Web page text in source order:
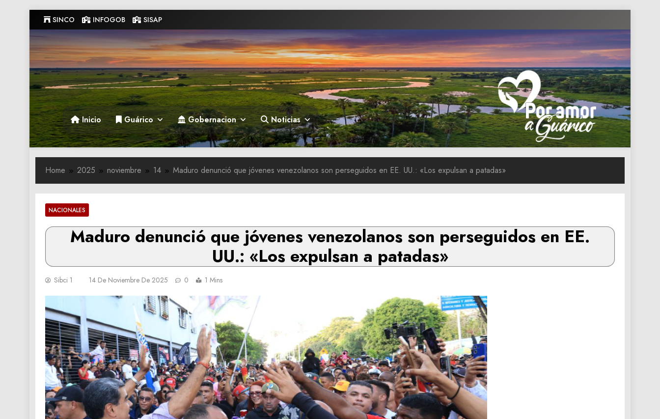
to
content
SINCO INFOGOB SISAP
Gobernacion de Guarico
Gobernacion de Guarico
Inicio Guárico Gobernacion Noticias
Home 2025 noviembre 14 Maduro denunció que jóvenes venezolanos son perseguidos en EE. UU.: «Los expulsan a patadas»
NACIONALES
Maduro denunció que jóvenes venezolanos son perseguidos en EE.
UU.: «Los expulsan a patadas»
Sibci 1 14 De Noviembre De 2025 0 1 Mins